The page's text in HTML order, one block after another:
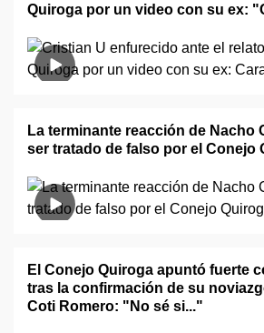
Quiroga por un video con su ex:
La terminante reacción de Nacho
ser tratado de falso por el Conejo
El Conejo Quiroga apuntó fuerte
tras la confirmación de su
Coti Romero: "No sé si..."